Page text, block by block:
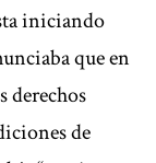
iniciando
que en
derechos
de